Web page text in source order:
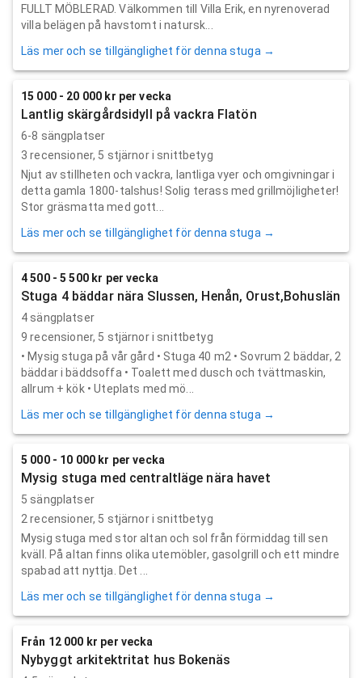
FULLT MÖBLERAD. Välkommen till Villa Erik, en nyrenoverad
villa belägen på havstomt i natursk...
Läs mer och se tillgänglighet för denna stuga →
15 000 - 20 000 kr per vecka
Lantlig skärgårdsidyll på vackra Flatön
6-8 sängplatser
3 recensioner, 5 stjärnor i snittbetyg
Njut av stillheten och vackra, lantliga vyer och omgivningar i
detta gamla 1800-talshus! Solig terass med grillmöjligheter!
Stor gräsmatta med gott...
Läs mer och se tillgänglighet för denna stuga →
4 500 - 5 500 kr per vecka
Stuga 4 bäddar nära Slussen, Henån, Orust,Bohuslän
4 sängplatser
9 recensioner, 5 stjärnor i snittbetyg
• Mysig stuga på vår gård • Stuga 40 m2 • Sovrum 2 bäddar, 2
bäddar i bäddsoffa • Toalett med dusch och tvättmaskin,
allrum + kök • Uteplats med mö...
Läs mer och se tillgänglighet för denna stuga →
5 000 - 10 000 kr per vecka
Mysig stuga med centraltläge nära havet
5 sängplatser
2 recensioner, 5 stjärnor i snittbetyg
Mysig stuga med stor altan och sol från förmiddag till sen
kväll. På altan finns olika utemöbler, gasolgrill och ett mindre
spabad att nyttja. Det ...
Läs mer och se tillgänglighet för denna stuga →
Från 12 000 kr per vecka
Nybyggt arkitektritat hus Bokenäs